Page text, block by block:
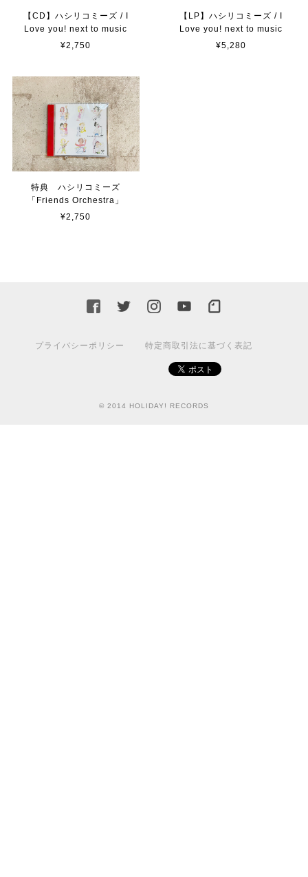
【CD】ハシリコミーズ / I
Love you! next to music
¥2,750
【LP】ハシリコミーズ / I
Love you! next to music
¥5,280
特典 ハシリコミーズ
「Friends Orchestra」
¥2,750
プライバシーポリシー 特定商取引法に基づく表記
© 2014 HOLIDAY! RECORDS